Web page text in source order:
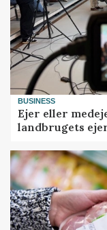
BUSINESS
Ejer eller
landbrugets